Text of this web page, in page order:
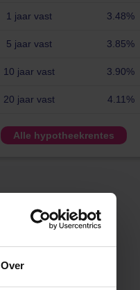
Over
1 jaar vast 3.48%
5 jaar vast 3.85%
10 jaar vast 3.90%
20 jaar vast 4.11%
Alle hypotheekrentes